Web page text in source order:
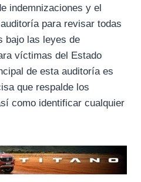
indemnizaciones y el
para revisar todas
bajo las leyes de
víctimas del Estado
de esta auditoría es
que respalde los
como identificar cualquier